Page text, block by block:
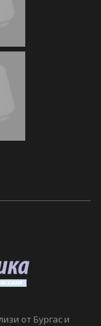
от Бургас и